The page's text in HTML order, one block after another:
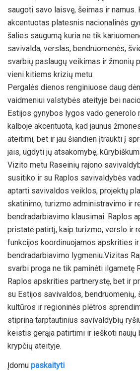
saugoti savo laisvę, šeimas ir namus.
akcentuotas platesnis nacionalinės
šalies saugumą kuria ne tik
savivalda, verslas, bendruomenės,
svarbių paslaugų veikimas ir žmonių
vieni kitiems krizių metu.
Pergalės dienos renginiuose daug
vaidmeniui valstybės ateityje bei
Estijos gynybos lygos vado generolo
kalboje akcentuota, kad jaunus
ateitimi, bet ir jau šiandien įtraukti į
jais, ugdyti jų atsakomybę,
Vizito metu Raseinių rajono
susitiko ir su Raplos savivaldybės
aptarti savivaldos veiklos, projektų
skatinimo, turizmo administravimo ir
bendradarbiavimo klausimai. Raplos
pristatė patirtį, kaip turizmo, verslo ir
funkcijos koordinuojamos apskrities
bendradarbiavimo lygmeniu.Vizitas
svarbi proga ne tik paminėti ilgametę
Raplos apskrities partnerystę, bet ir
su Estijos savivaldos, bendruomenių,
kultūros ir regioninės plėtros
stiprina tarptautinius savivaldybių
keistis gerąja patirtimi ir ieškoti naujų
krypčių ateityje.
Įdomu paskaityti